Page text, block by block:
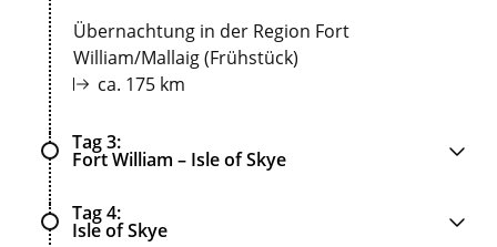
Übernachtung in der Region Fort
William/Mallaig (Frühstück)
ca. 175 km
Tag 3
Fort William – Isle of Skye
Tag 4
Isle of Skye